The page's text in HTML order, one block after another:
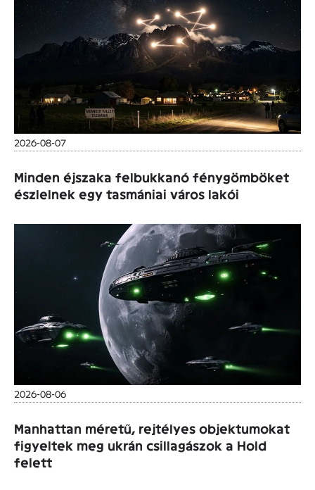
2026-08-07
Minden éjszaka felbukkanó fénygömböket
észlelnek egy tasmániai város lakói
2026-08-06
Manhattan méretű, rejtélyes objektumokat
figyeltek meg ukrán csillagászok a Hold
felett